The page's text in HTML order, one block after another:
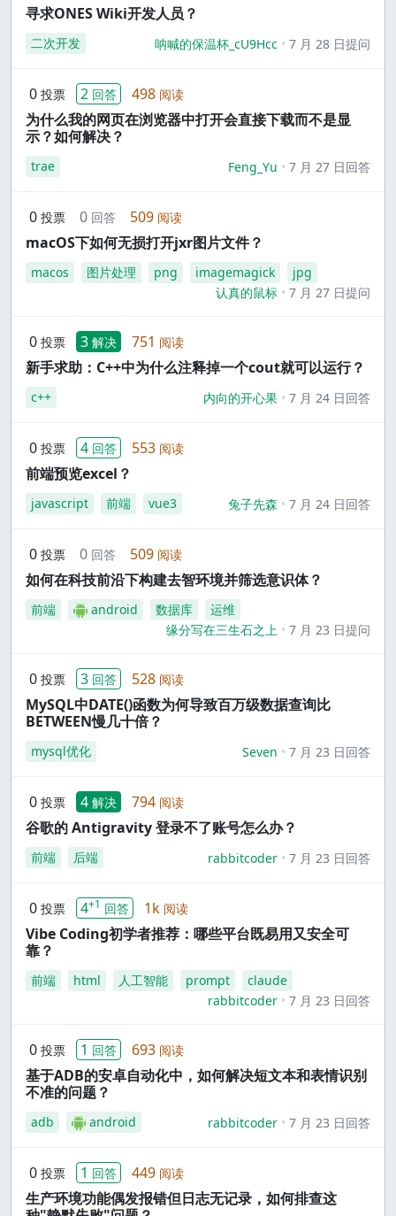
寻求ONES Wiki开发人员？
二次开发 呐喊的保温杯_cU9Hcc 7 月 28 日提问
0 投票 2 回答 498 阅读
为什么我的网页在浏览器中打开会直接下载而不是显
示？如何解决？
trae Feng_Yu 7 月 27 日回答
0 投票 0 回答 509 阅读
macOS下如何无损打开jxr图片文件？
macos 图片处理 png imagemagick
jpg
认真的鼠标
7 月 27 日提问
0 投票 3 解决 751 阅读
新手求助：C++中为什么注释掉一个cout就可以运行？
c++ 内向的开心果 7 月 24 日回答
0 投票 4 回答 553 阅读
前端预览excel？
javascript 前端 vue3 兔子先森 7 月 24 日回答
0 投票 0 回答 509 阅读
如何在科技前沿下构建去智环境并筛选意识体？
前端 android 数据库
运维
缘分写在三生石之上
7 月 23 日提问
0 投票 3 回答 528 阅读
MySQL中DATE()函数为何导致百万级数据查询比
BETWEEN慢几十倍？
mysql优化 Seven 7 月 23 日回答
0 投票 4 解决 794 阅读
谷歌的 Antigravity 登录不了账号怎么办？
前端 后端 rabbitcoder 7 月 23 日回答
0 投票 4+1 回答 1k 阅读
Vibe Coding初学者推荐：哪些平台既易用又安全可
靠？
前端 html 人工智能 prompt
claude
rabbitcoder
7 月 23 日回答
0 投票 1 回答 693 阅读
基于ADB的安卓自动化中，如何解决短文本和表情识别
不准的问题？
adb android rabbitcoder 7 月 23 日回答
0 投票 1 回答 449 阅读
生产环境功能偶发报错但日志无记录，如何排查这